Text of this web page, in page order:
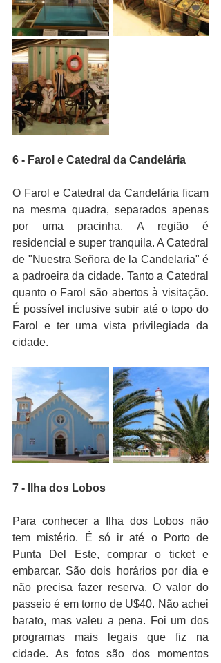
6 - Farol e Catedral da Candelária
O Farol e Catedral da Candelária ficam
na mesma quadra, separados apenas
por uma pracinha. A região é
residencial e super tranquila. A Catedral
de "Nuestra Señora de la Candelaria" é
a padroeira da cidade. Tanto a Catedral
quanto o Farol são abertos à visitação.
É possível inclusive subir até o topo do
Farol e ter uma vista privilegiada da
cidade.
7 - Ilha dos Lobos
Para conhecer a Ilha dos Lobos não
tem mistério. É só ir até o Porto de
Punta Del Este, comprar o ticket e
embarcar. São dois horários por dia e
não precisa fazer reserva. O valor do
passeio é em torno de U$40. Não achei
barato, mas valeu a pena. Foi um dos
programas mais legais que fiz na
cidade. As fotos são dos momentos